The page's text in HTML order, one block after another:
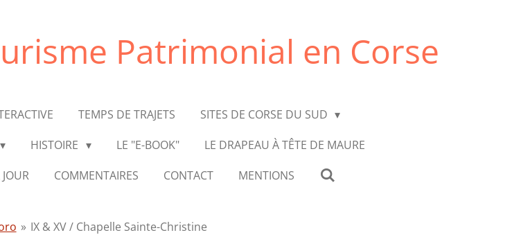
Patrimonial en Corse
TEMPS DE TRAJETS
SITES DE CORSE DU SUD
HISTOIRE LE "E-BOOK"
LE DRAPEAU À TÊTE DE MAURE
COMMENTAIRES CONTACT MENTIONS
» IX & XV / Chapelle Sainte-Christine